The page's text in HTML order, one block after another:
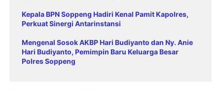
Kepala BPN Soppeng Hadiri Kenal Pamit Kapolres,
Perkuat Sinergi Antarinstansi
Mengenal Sosok AKBP Hari Budiyanto dan Ny. Anie
Hari Budiyanto, Pemimpin Baru Keluarga Besar
Polres Soppeng